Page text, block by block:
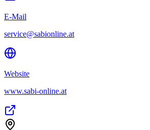
E-Mail
service@sabionline.at
Website
www.sabi-online.at